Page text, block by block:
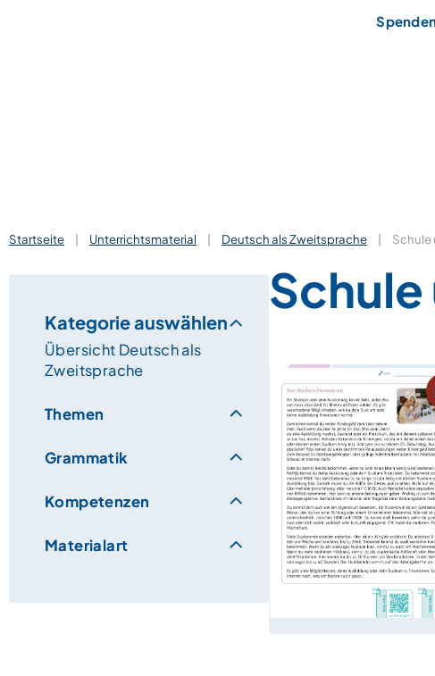
Startseite | Unterrichtsmaterial | Deutsch als Zweitsprache | Schule
Kategorie auswählen
Übersicht Deutsch als
Zweitsprache
Themen
Grammatik
Kompetenzen
Materialart